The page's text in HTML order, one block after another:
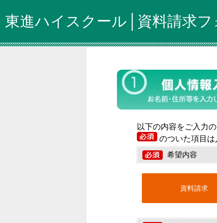
東進ハイスクール│資料請求フ
以下の内容をご入力
のついた項目は
希望内容
資料請求